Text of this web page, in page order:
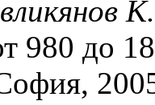
К.
980 до